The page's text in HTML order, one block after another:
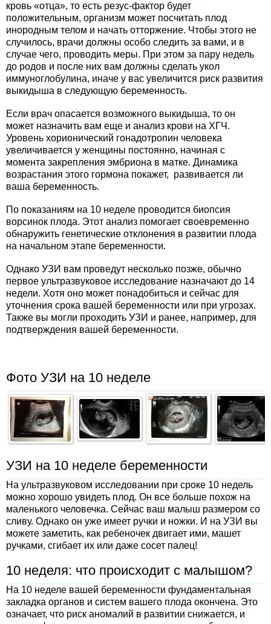
кровь «отца», то есть резус-фактор будет
положительным, организм может посчитать плод
инородным телом и начать отторжение. Чтобы этого не
случилось, врачи должны особо следить за вами, и в
случае чего, проводить меры. При этом за пару недель
до родов и после них вам должны сделать укол
иммуноглобулина, иначе у вас увеличится риск развития
выкидыша в следующую беременность.
Если врач опасается возможного выкидыша, то он
может назначить вам еще и анализ крови на ХГЧ.
Уровень хорионический гонадотропин человека
увеличивается у женщины постоянно, начиная с
момента закрепления эмбриона в матке. Динамика
возрастания этого гормона покажет, развивается ли
ваша беременность.
По показаниям на 10 неделе проводится биопсия
ворсинок плода. Этот анализ помогает своевременно
обнаружить генетические отклонения в развитии плода
на начальном этапе беременности.
Однако УЗИ вам проведут несколько позже, обычно
первое ультразвуковое исследование назначают до 14
недели. Хотя оно может понадобиться и сейчас для
уточнения срока вашей беременности или при угрозах.
Также вы могли проходить УЗИ и ранее, например, для
подтверждения вашей беременности.
Фото УЗИ на 10 неделе
УЗИ на 10 неделе беременности
На ультразвуковом исследовании при сроке 10 недель
можно хорошо увидеть плод. Он все больше похож на
маленького человечка. Сейчас ваш малыш размером со
сливу. Однако он уже имеет ручки и ножки. И на УЗИ вы
можете заметить, как ребеночек двигает ими, машет
ручками, сгибает их или даже сосет палец!
10 неделя: что происходит с малышом?
На 10 неделе вашей беременности фундаментальная
закладка органов и систем вашего плода окончена. Это
означает, что риск аномалий в развитии снижается, и